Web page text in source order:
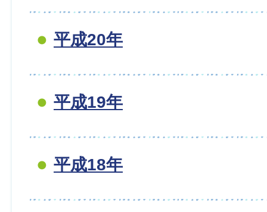
平成20年
平成19年
平成18年